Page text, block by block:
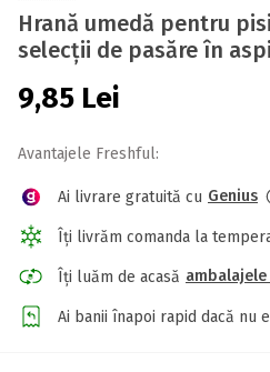
Hrană umedă pentru
selecții de pasăre în
9,85 Lei
Avantajele Freshful:
Ai livrare gratuită cu Genius
Îți livrăm comanda la
Îți luăm de acasă
Ai banii înapoi rapid dacă nu